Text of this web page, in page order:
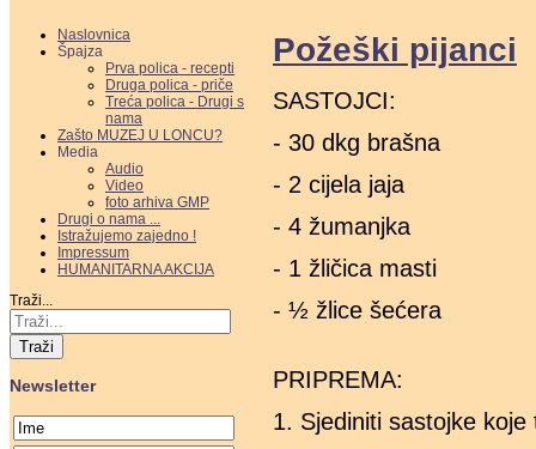
Naslovnica
Špajza
Prva polica - recepti
Druga polica - priče
Treća polica - Drugi s
nama
Zašto MUZEJ U LONCU?
Media
Audio
Video
foto arhiva GMP
Drugi o nama ...
Istražujemo zajedno !
Impressum
HUMANITARNA AKCIJA
Traži...
Traži
Newsletter
Požeški pijanci
SASTOJCI:
- 30 dkg brašna
- 2 cijela jaja
- 4 žumanjka
- 1 žličica masti
- ½ žlice šećera
PRIPREMA:
1. Sjediniti sastojke